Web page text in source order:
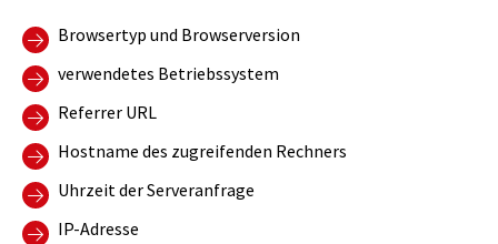
Browsertyp und Browserversion
verwendetes Betriebssystem
Referrer URL
Hostname des zugreifenden Rechners
Uhrzeit der Serveranfrage
IP-Adresse